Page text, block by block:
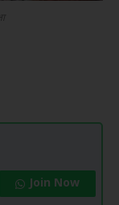
Join Now